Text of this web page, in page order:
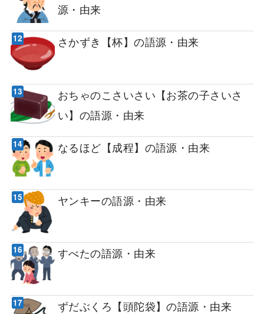
源・由来
さかずき【杯】の語源・由来
おちゃのこさいさい【お茶の子さいさ
い】の語源・由来
なるほど【成程】の語源・由来
ヤンキーの語源・由来
すべたの語源・由来
ずだぶくろ【頭陀袋】の語源・由来